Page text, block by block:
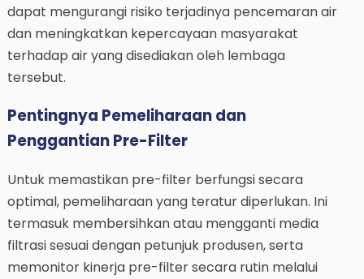
dapat mengurangi risiko terjadinya pencemaran air
dan meningkatkan kepercayaan masyarakat
terhadap air yang disediakan oleh lembaga
tersebut.
Pentingnya Pemeliharaan dan
Penggantian Pre-Filter
Untuk memastikan pre-filter berfungsi secara
optimal, pemeliharaan yang teratur diperlukan. Ini
termasuk membersihkan atau mengganti media
filtrasi sesuai dengan petunjuk produsen, serta
memonitor kinerja pre-filter secara rutin melalui